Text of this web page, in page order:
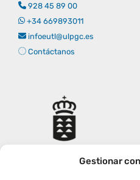
Gestionar
928 45 89 00
+34 669893011
infoeutl@ulpgc.es
Contáctanos